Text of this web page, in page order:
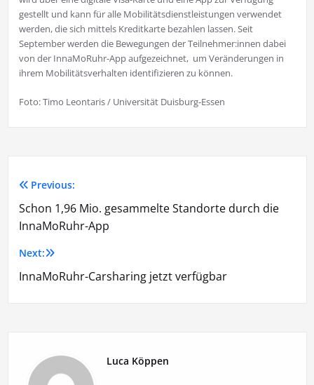
gestellt und kann für alle Mobilitätsdienstleistungen verwendet
werden, die sich mittels Kreditkarte bezahlen lassen. Seit
September werden die Bewegungen der Teilnehmer:innen dabei
von der InnaMoRuhr-App aufgezeichnet, um Veränderungen in
ihrem Mobilitätsverhalten identifizieren zu können.
Foto: Timo Leontaris / Universität Duisburg-Essen
Beitragsnavigation
Previous:
Schon 1,96 Mio. gesammelte Standorte durch die
InnaMoRuhr-App
Next:
InnaMoRuhr-Carsharing jetzt verfügbar
Luca Köppen